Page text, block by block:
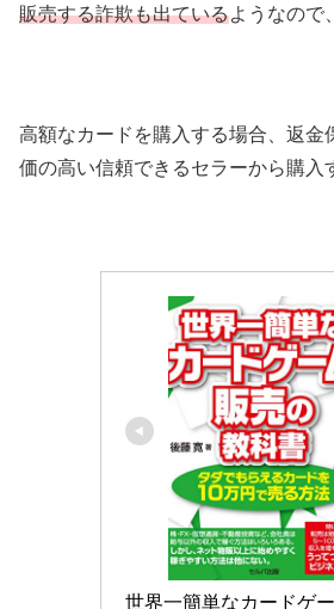
販売する詐欺も出ているようなので
高額なカードを購入する場合、返金
価の高い信頼できるセラーから購入
世界一簡単なカードゲ